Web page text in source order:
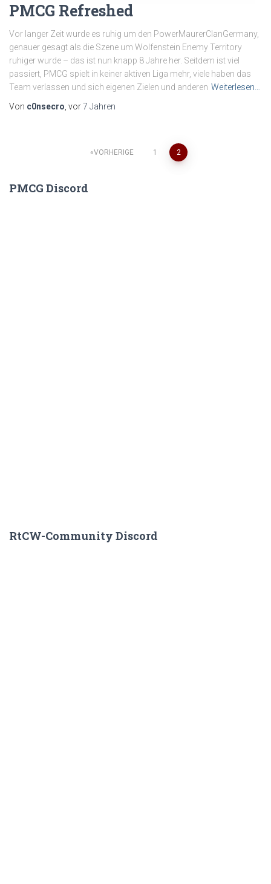
PMCG Refreshed
Vor langer Zeit wurde es ruhig um den PowerMaurerClanGermany,
genauer gesagt als die Szene um Wolfenstein Enemy Territory
ruhiger wurde – das ist nun knapp 8 Jahre her. Seitdem ist viel
passiert, PMCG spielt in keiner aktiven Liga mehr, viele haben das
Team verlassen und sich eigenen Zielen und anderen Weiterlesen…
Von c0nsecro, vor7 Jahren
Seitennummerierung
der
VORHERIGE 1 2
PMCG Discord
RtCW-Community Discord